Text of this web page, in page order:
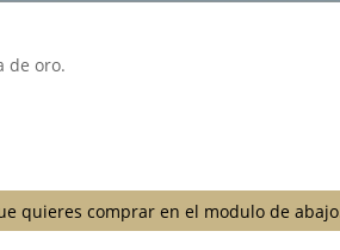
de oro.
quieres comprar en el modulo de